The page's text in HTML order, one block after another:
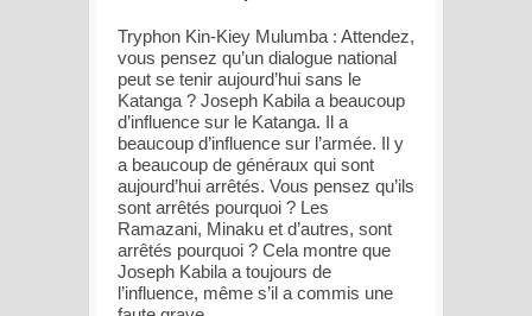
Tryphon Kin-Kiey Mulumba : Attendez,
vous pensez qu’un dialogue national
peut se tenir aujourd’hui sans le
Katanga ? Joseph Kabila a beaucoup
d’influence sur le Katanga. Il a
beaucoup d’influence sur l’armée. Il y
a beaucoup de généraux qui sont
aujourd’hui arrêtés. Vous pensez qu’ils
sont arrêtés pourquoi ? Les
Ramazani, Minaku et d’autres, sont
arrêtés pourquoi ? Cela montre que
Joseph Kabila a toujours de
l’influence, même s’il a commis une